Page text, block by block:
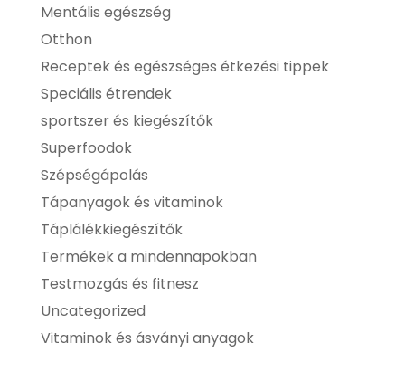
Mentális egészség
Otthon
Receptek és egészséges étkezési tippek
Speciális étrendek
sportszer és kiegészítők
Superfoodok
Szépségápolás
Tápanyagok és vitaminok
Táplálékkiegészítők
Termékek a mindennapokban
Testmozgás és fitnesz
Uncategorized
Vitaminok és ásványi anyagok